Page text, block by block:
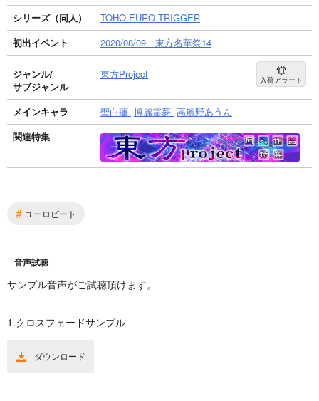
シリーズ（同人）
TOHO EURO TRIGGER
初出イベント
2020/08/09 東方名華祭14
ジャンル/
サブジャンル
東方Project 入荷アラート
メインキャラ 聖白蓮 博麗霊夢 高麗野あうん
関連特集
# ユーロビート
音声試聴
サンプル音声がご試聴頂けます。
1.クロスフェードサンプル
ダウンロード